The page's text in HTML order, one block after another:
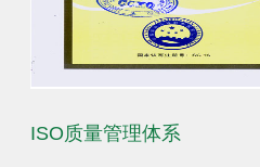
ISO质量管理体系